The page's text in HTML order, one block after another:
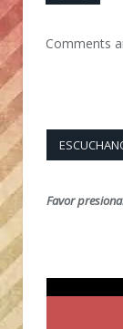
Comments
Favor